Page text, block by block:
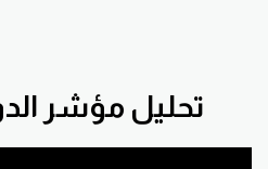
تحليل مؤشر